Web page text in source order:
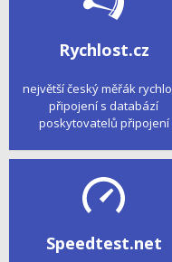
Rychlost.cz
největší český měřák
připojení s databází
poskytovatelů připojení
Speedtest.net